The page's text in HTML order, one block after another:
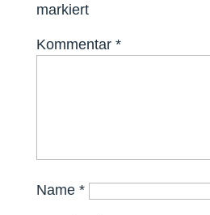
markiert
Kommentar *
Name *